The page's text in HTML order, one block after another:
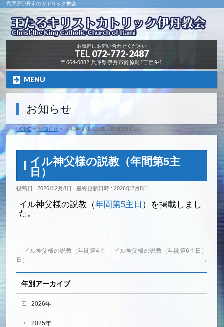
兵庫県伊丹市のカトリック教会
お気軽にお問い合わせください
TEL 072-772-2487
〒664-0882 兵庫県伊丹市鈴原町1丁目9-1
MENU
お知らせ
HOME» お知らせ » イル神父様の説教（年間第5主日）
イル神父様の説教（年間第5主
日）
投稿日 : 2026年2月8日 最終更新日時 : 2026年2月8日
イル神父様の説教（年間第5主日 ）を掲載しまし
た。
← イル神父様の説教（年間第4主
日）
イル神父様の説教（年間第6主日）
→
年別アーカイブ
2026年
2025年